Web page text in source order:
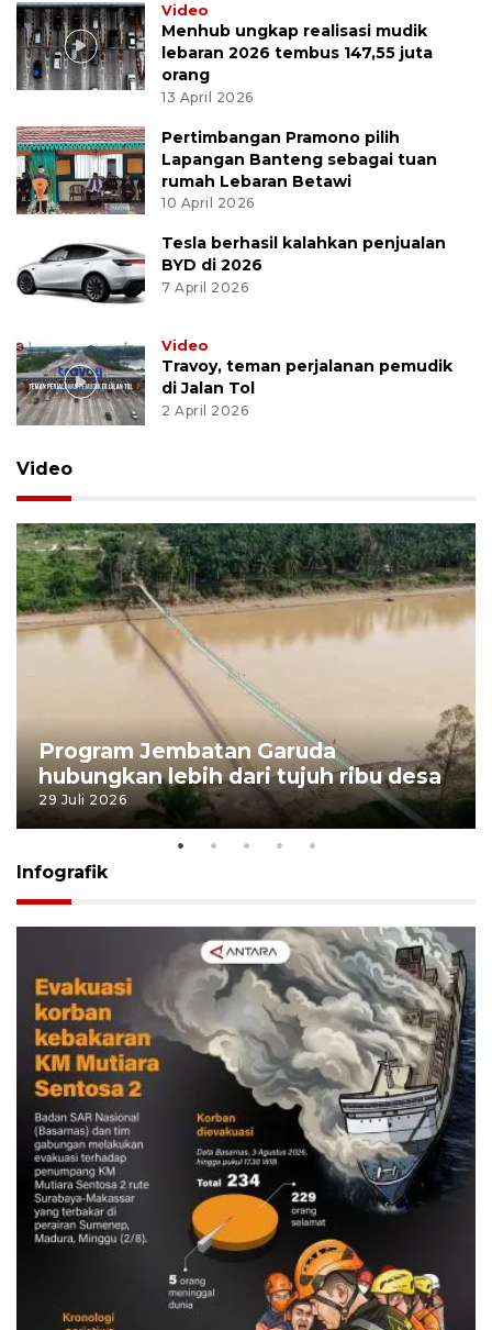
Video
Menhub ungkap realisasi mudik
lebaran 2026 tembus 147,55 juta
orang
13 April 2026
Pertimbangan Pramono pilih
Lapangan Banteng sebagai tuan
rumah Lebaran Betawi
10 April 2026
Tesla berhasil kalahkan penjualan
BYD di 2026
7 April 2026
Video
Travoy, teman perjalanan pemudik
di Jalan Tol
2 April 2026
Video
Program Jembatan Garuda
hubungkan lebih dari tujuh ribu desa
29 Juli 2026
Infografik